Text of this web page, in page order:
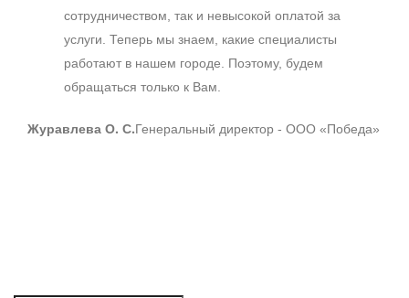
сотрудничеством, так и невысокой оплатой за
услуги. Теперь мы знаем, какие специалисты
работают в нашем городе. Поэтому, будем
обращаться только к Вам.
Журавлева О. С.Генеральный директор - ООО «Победа»